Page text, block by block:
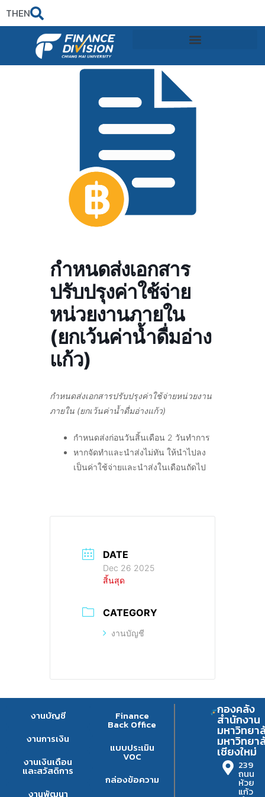
THEN
กำหนดส่งเอกสาร
ปรับปรุงค่าใช้จ่าย
หน่วยงานภายใน
(ยกเว้นค่าน้ำดื่มอ่าง
แก้ว)
กำหนดส่งเอกสารปรับปรุงค่าใช้จ่ายหน่วยงาน
ภายใน (ยกเว้นค่าน้ำดื่มอ่างแก้ว)
กำหนดส่งก่อนวันสิ้นเดือน 2 วันทำการ
หากจัดทำและนำส่งไม่ทัน ให้นำไปลง
เป็นค่าใช้จ่ายและนำส่งในเดือนถัดไป
DATE
Dec 26 2025
สิ้นสุด
CATEGORY
งานบัญชี
งานบัญชี
งานการเงิน
งานเงินเดือน
และสวัสดิการ
งานพัฒนา
Finance
Back Office
แบบประเมิน
VOC
กล่องข้อความ
กองคลัง
สำนักงาน
มหาวิทยา
มหาวิทยา
เชียงใหม่
239
ถนน
ห้วย
แก้ว